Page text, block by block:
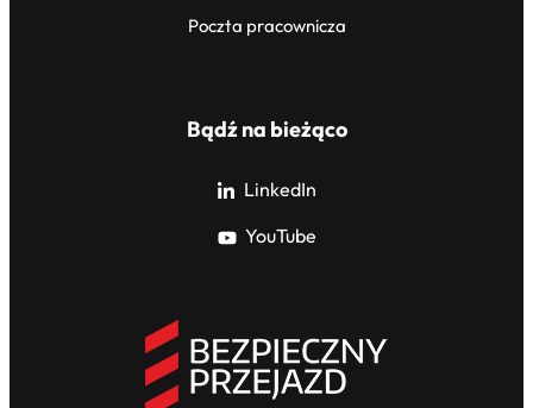
Poczta pracownicza
Bądź na bieżąco
LinkedIn
YouTube